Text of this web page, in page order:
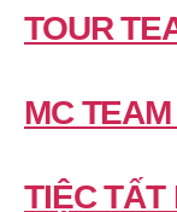
TOUR
MC
TIỆC TẤT